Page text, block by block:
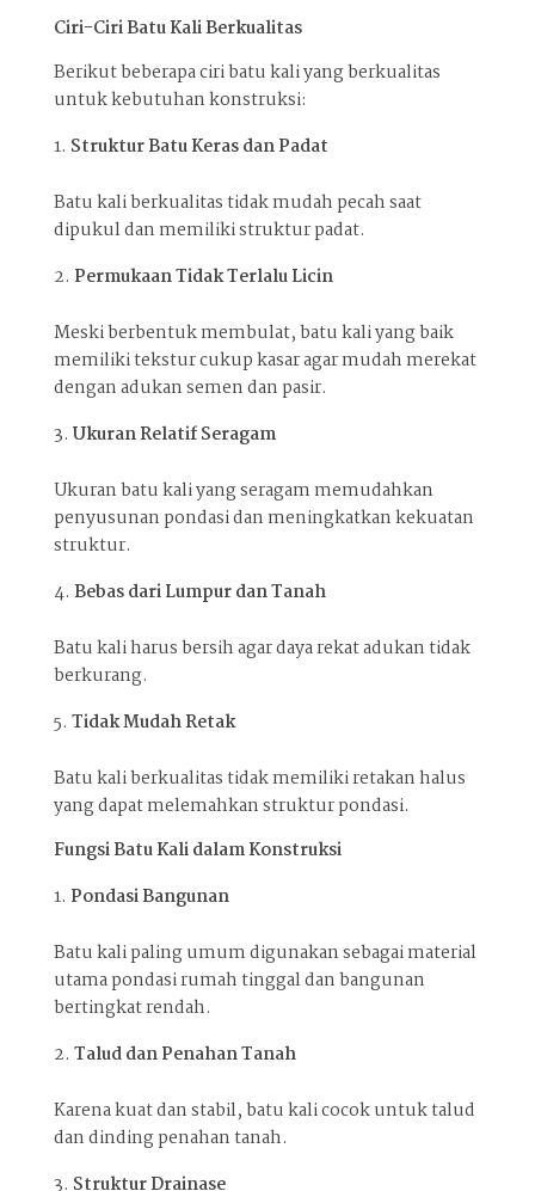
Ciri-Ciri Batu Kali Berkualitas
Berikut beberapa ciri batu kali yang berkualitas
untuk kebutuhan konstruksi:
Struktur Batu Keras dan Padat
Batu kali berkualitas tidak mudah pecah saat
dipukul dan memiliki struktur padat.
Permukaan Tidak Terlalu Licin
Meski berbentuk membulat, batu kali yang baik
memiliki tekstur cukup kasar agar mudah merekat
dengan adukan semen dan pasir.
Ukuran Relatif Seragam
Ukuran batu kali yang seragam memudahkan
penyusunan pondasi dan meningkatkan kekuatan
struktur.
Bebas dari Lumpur dan Tanah
Batu kali harus bersih agar daya rekat adukan tidak
berkurang.
Tidak Mudah Retak
Batu kali berkualitas tidak memiliki retakan halus
yang dapat melemahkan struktur pondasi.
Fungsi Batu Kali dalam Konstruksi
Pondasi Bangunan
Batu kali paling umum digunakan sebagai material
utama pondasi rumah tinggal dan bangunan
bertingkat rendah.
Talud dan Penahan Tanah
Karena kuat dan stabil, batu kali cocok untuk talud
dan dinding penahan tanah.
Struktur Drainase